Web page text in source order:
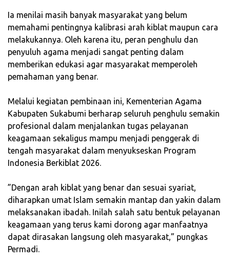
‎Ia menilai masih banyak masyarakat yang belum
memahami pentingnya kalibrasi arah kiblat maupun cara
melakukannya. Oleh karena itu, peran penghulu dan
penyuluh agama menjadi sangat penting dalam
memberikan edukasi agar masyarakat memperoleh
pemahaman yang benar.
‎Melalui kegiatan pembinaan ini, Kementerian Agama
Kabupaten Sukabumi berharap seluruh penghulu semakin
profesional dalam menjalankan tugas pelayanan
keagamaan sekaligus mampu menjadi penggerak di
tengah masyarakat dalam menyukseskan Program
Indonesia Berkiblat 2026.
‎”Dengan arah kiblat yang benar dan sesuai syariat,
diharapkan umat Islam semakin mantap dan yakin dalam
melaksanakan ibadah. Inilah salah satu bentuk pelayanan
keagamaan yang terus kami dorong agar manfaatnya
dapat dirasakan langsung oleh masyarakat,” pungkas
Permadi.